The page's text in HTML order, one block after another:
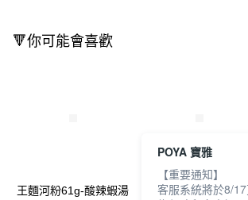
🔻你可能會喜歡
王麵河粉61g-酸辣蝦湯
VIFON越南河粉60g-
POYA 寶雅
【重要通知】
客服系統將於8/17